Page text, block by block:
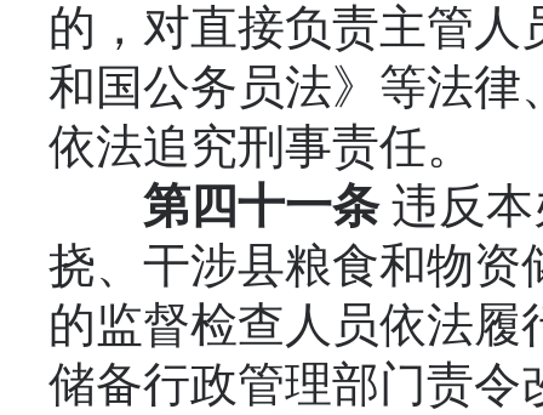
的，对直接负责主管
和国公务员法》等法律
依法追究刑事责任。
第四十一条违反本
挠、干涉县粮食和物资
的监督检查人员依法
储备行政管理部门责令